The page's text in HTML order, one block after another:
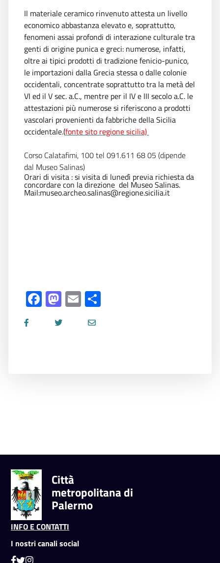
Il materiale ceramico rinvenuto attesta un livello
economico abbastanza elevato e, soprattutto,
fenomeni assai profondi di interazione culturale tra
genti di origine punica e greci: numerose, infatti,
oltre ai tipici prodotti di tradizione fenicio-punico,
le importazioni dalla Grecia stessa o dalle colonie
occidentali, concentrate soprattutto tra la metà del
VI ed il V sec. a.C., mentre per il IV e III secolo a.C. le
attestazioni più numerose si riferiscono a prodotti
vascolari provenienti da fabbriche della Sicilia
occidentale.(fonte sito regione sicilia)
Corso Calatafimi, 100 tel 091.611 68 05 (dipende
dal Museo Salinas)
Orari di visita : si visita di lunedì previa richiesta da
concordare con la direzione del Museo Salinas.
Mail:museo.archeo.salinas@regione.sicilia.it
Facebook
Mastodon
Email
Città
metropolitana di
Palermo
INFO E CONTATTI
I nostri canali social